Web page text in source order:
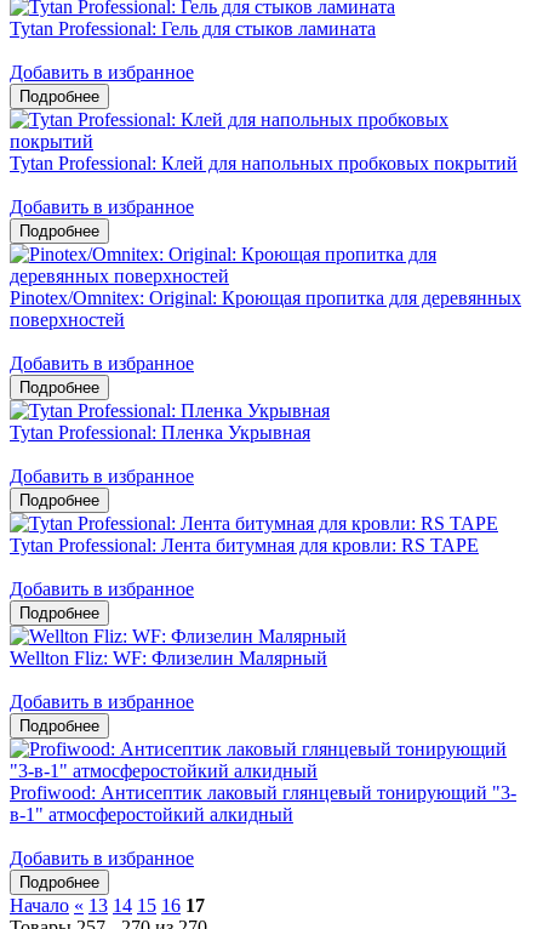
Tytan Professional: Гель для стыков ламината
Добавить в избранное
Tytan Professional: Клей для напольных пробковых покрытий
Добавить в избранное
Pinotex/Omnitex: Original: Кроющая пропитка для деревянных
поверхностей
Добавить в избранное
Tytan Professional: Пленка Укрывная
Добавить в избранное
Tytan Professional: Лента битумная для кровли: RS TAPE
Добавить в избранное
Wellton Fliz: WF: Флизелин Малярный
Добавить в избранное
Profiwood: Антисептик лаковый глянцевый тонирующий "3-
в-1" атмосферостойкий алкидный
Добавить в избранное
Начало « 13 14 15 16 17